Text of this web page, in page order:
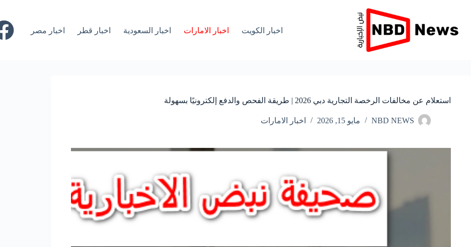
اخبار الكويت اخبار الامارات اخبار السعودية اخبار قطر اخبار مصر
استعلام عن مخالفات الرخصة التجارية دبي 2026 | طريقة الفحص والدفع إلكترونيًا بسهولة
NBD NEWS مايو 15, 2026 اخبار الامارات